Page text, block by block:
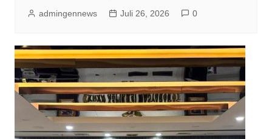
admingennews Juli 26, 2026 0